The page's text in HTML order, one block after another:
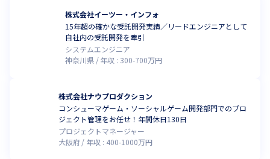
株式会社イーツー・インフォ
15年超の確かな受託開発実績／リードエンジニアとして
自社内の受託開発を牽引
システムエンジニア
神奈川県
年収 : 300-700万円
株式会社ナウプロダクション
コンシューマゲーム・ソーシャルゲーム開発部門でのプロ
ジェクト管理をお任せ！年間休日130日
プロジェクトマネージャー
大阪府
年収 : 400-1000万円